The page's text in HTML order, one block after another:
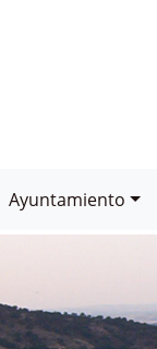
Ayuntamiento